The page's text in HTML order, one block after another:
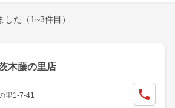
した （1~3件目）
木藤の里店
里1-7-41